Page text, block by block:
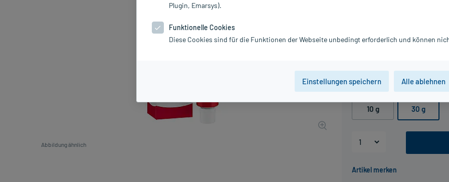
Abbildung ähnlich
9,18 € 92 PlusHerzen
Packungseinheit
10 g 30 g
Plugin, Emarsys).
Funktionelle Cookies
Diese Cookies sind für die Funktionen der Webseite unbedingt erforderlich und können
Einstellungen speichern Alle ablehnen